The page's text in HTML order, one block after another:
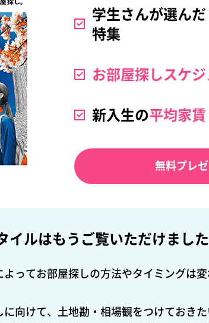
学生さんが選んだ
特集
お部屋探しスケ
新入生の平均家賃
無料プレ
イルはもうご覧いただけまし
ってお部屋探しの方法やタイミングは変
向けて、土地勘・相場観をつけておきた